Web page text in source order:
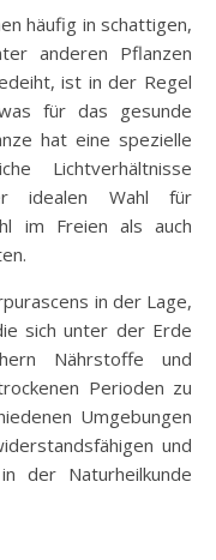
häufig in schattigen,
anderen Pflanzen
ist in der Regel
für das gesunde
hat eine spezielle
Lichtverhältnisse
idealen Wahl für
im Freien als auch
in der Lage,
sich unter der Erde
Nährstoffe und
Perioden zu
Umgebungen
und
der Naturheilkunde